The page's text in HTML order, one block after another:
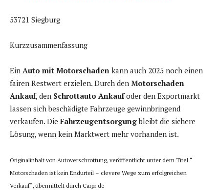
53721 Siegburg
Kurzzusammenfassung
Ein Auto mit Motorschaden kann auch 2025 noch einen
fairen Restwert erzielen. Durch den Motorschaden
Ankauf, den Schrottauto Ankaufoder den Exportmarkt
lassen sich beschädigte Fahrzeuge gewinnbringend
verkaufen. Die Fahrzeugentsorgungbleibt die sichere
Lösung, wenn kein Marktwert mehr vorhanden ist.
Originalinhalt von Autoverschrottung, veröffentlicht unter dem Titel “
Motorschaden ist kein Endurteil – clevere Wege zum erfolgreichen
Verkauf“, übermittelt durch Carpr.de